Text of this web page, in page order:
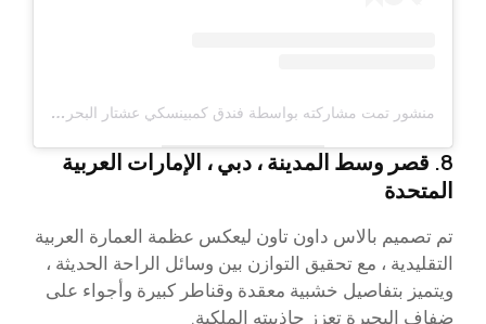
منشور تمت مشاركته بواسطة فندق كمبينسكي عشتار البحر الميت (@KEMPINSKIISHTAR)
8. قصر وسط المدينة ، دبي ، الإمارات العربية
المتحدة
تم تصميم بالاس داون تاون ليعكس عظمة العمارة العربية
التقليدية ، مع تحقيق التوازن بين وسائل الراحة الحديثة ،
ويتميز بتفاصيل خشبية معقدة وقناطر كبيرة وأجواء على
ضفاف البحيرة تعزز جاذبيته الملكية.